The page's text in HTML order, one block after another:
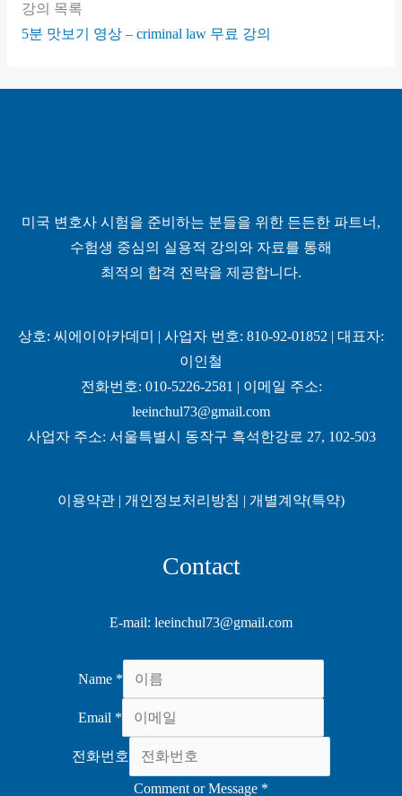
강의 목록
5분 맛보기 영상 – criminal law 무료 강의
미국 변호사 시험을 준비하는 분들을 위한 든든한 파트너,
수험생 중심의 실용적 강의와 자료를 통해
최적의 합격 전략을 제공합니다.
상호: 씨에이아카데미 | 사업자 번호: 810-92-01852 | 대표자:
이인철
전화번호: 010-5226-2581 | 이메일 주소:
leeinchul73@gmail.com
사업자 주소: 서울특별시 동작구 흑석한강로 27, 102-503
이용약관 | 개인정보처리방침 | 개별계약(특약)
Contact
E-mail: leeinchul73@gmail.com
Name *
Email *
전화번호
Comment or Message *